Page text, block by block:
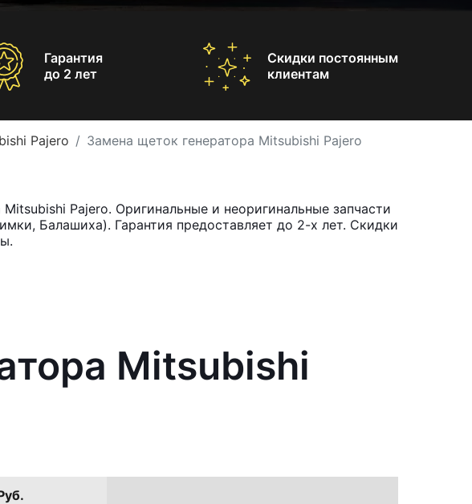
Гарантия
до 2 лет
Скидки постоянным
клиентам
Pajero Замена щеток генератора Mitsubishi Pajero
Pajero. Оригинальные и неоригинальные запчасти
Балашиха). Гарантия предоставляет до 2-х лет. Скидки
Mitsubishi